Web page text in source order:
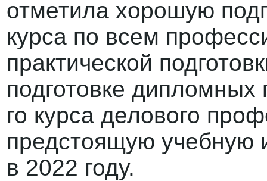
отметила хорошую
курса по всем
практической
подготовке
го курса делового
предстоящую учебную
в 2022 году.